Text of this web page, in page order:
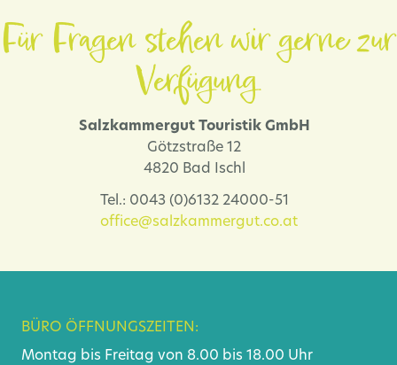
Für Fragen stehen wir gerne zur
Verfügung.
Salzkammergut Touristik GmbH
Götzstraße 12
4820 Bad Ischl
Tel.: 0043 (0)6132 24000-51
office@salzkammergut.co.at
BÜRO ÖFFNUNGSZEITEN:
Montag bis Freitag von 8.00 bis 18.00 Uhr